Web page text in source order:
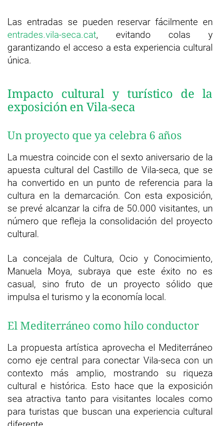
Las entradas se pueden reservar fácilmente en
entrades.vila-seca.cat, evitando colas y
garantizando el acceso a esta experiencia cultural
única.
Impacto cultural y turístico de la
exposición en Vila-seca
Un proyecto que ya celebra 6 años
La muestra coincide con el sexto aniversario de la
apuesta cultural del Castillo de Vila-seca, que se
ha convertido en un punto de referencia para la
cultura en la demarcación. Con esta exposición,
se prevé alcanzar la cifra de 50.000 visitantes, un
número que refleja la consolidación del proyecto
cultural.
La concejala de Cultura, Ocio y Conocimiento,
Manuela Moya, subraya que este éxito no es
casual, sino fruto de un proyecto sólido que
impulsa el turismo y la economía local.
El Mediterráneo como hilo conductor
La propuesta artística aprovecha el Mediterráneo
como eje central para conectar Vila-seca con un
contexto más amplio, mostrando su riqueza
cultural e histórica. Esto hace que la exposición
sea atractiva tanto para visitantes locales como
para turistas que buscan una experiencia cultural